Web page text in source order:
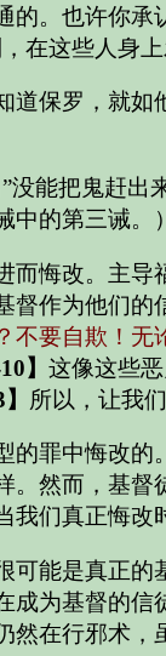
的。也许你
在这些人身
道保罗，就
没能把鬼赶出
中的第三诫。
而悔改。主
督作为他们
不要自欺！
】 这像这些
所以，让我
的罪中悔改
。然而，基
我们真正悔
可能是真正
成为基督的
然在行邪术，